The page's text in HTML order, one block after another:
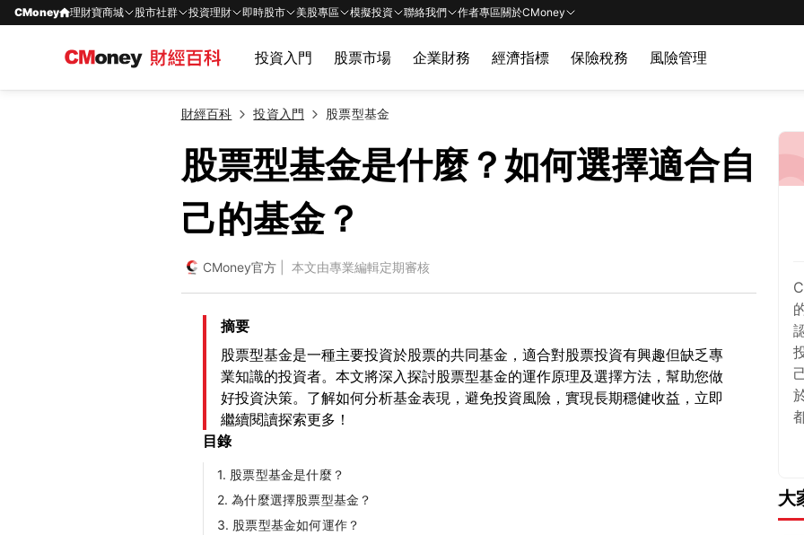
CMoney 理財寶商城 股市社群 投資理財 即時股市 美股專區 模擬投資 聯絡我們 作者專區關於CMoney
投資入門 股票市場 企業財務 經濟指標 保險稅務 風險管理
財經百科 投資入門 股票型基金
股票型基金是什麼？如何選擇適合自
己的基金？
CMoney官方| 本文由專業編輯定期審核
摘要
股票型基金是一種主要投資於股票的共同基金，適合對股票投資有興趣但缺乏專
業知識的投資者。本文將深入探討股票型基金的運作原理及選擇方法，幫助您做
好投資決策。了解如何分析基金表現，避免投資風險，實現長期穩健收益，立即
繼續閱讀探索更多！
目錄
1. 股票型基金是什麼？
2. 為什麼選擇股票型基金？
3. 股票型基金如何運作？
大